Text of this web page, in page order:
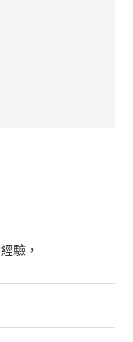
驗， …